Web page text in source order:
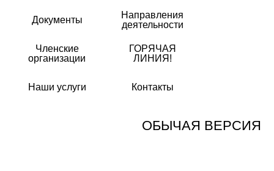
Документы
Направления
деятельности
Членские
организации
ГОРЯЧАЯ
ЛИНИЯ!
Наши услуги Контакты
ОБЫЧАЯ ВЕРСИЯ